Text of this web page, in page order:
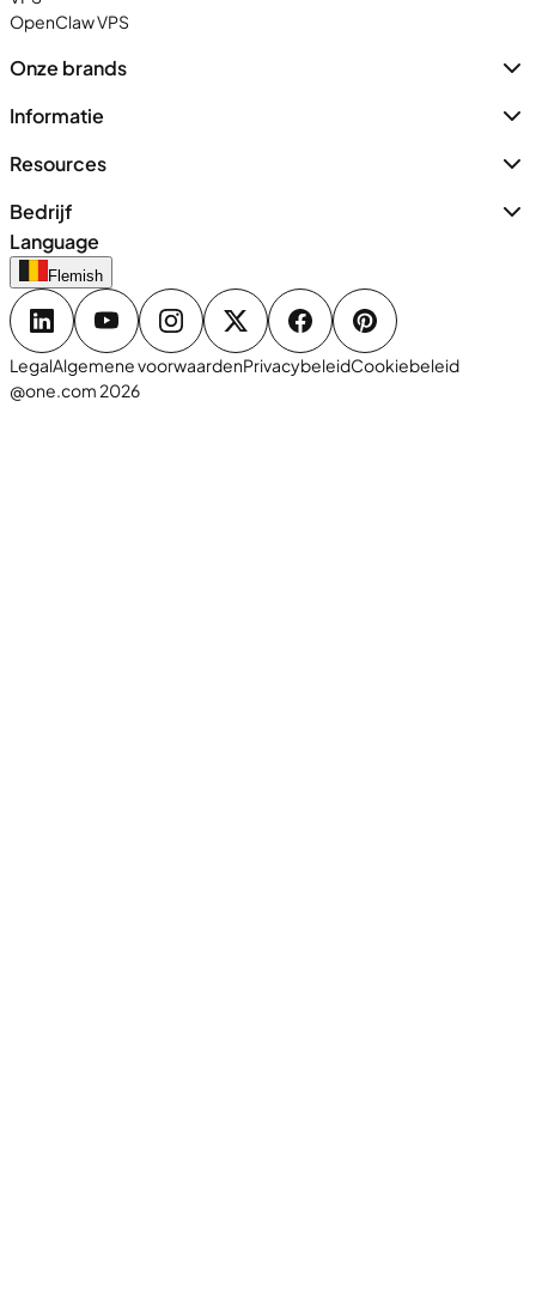
OpenClaw VPS
Onze brands
Informatie
Resources
Bedrijf
Language
Flemish
LegalAlgemene voorwaardenPrivacybeleidCookiebeleid
@one.com 2026